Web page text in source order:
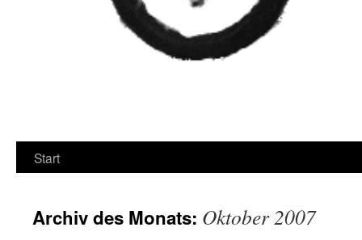
Start
Archiv des Monats: Oktober 2007